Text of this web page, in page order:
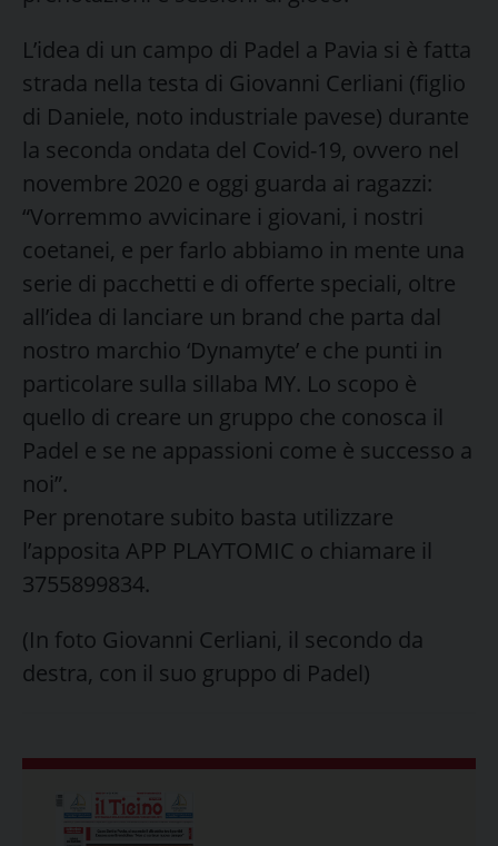
L’idea di un campo di Padel a Pavia si è fatta
strada nella testa di Giovanni Cerliani (figlio
di Daniele, noto industriale pavese) durante
la seconda ondata del Covid-19, ovvero nel
novembre 2020 e oggi guarda ai ragazzi:
“Vorremmo avvicinare i giovani, i nostri
coetanei, e per farlo abbiamo in mente una
serie di pacchetti e di offerte speciali, oltre
all’idea di lanciare un brand che parta dal
nostro marchio ‘Dynamyte’ e che punti in
particolare sulla sillaba MY. Lo scopo è
quello di creare un gruppo che conosca il
Padel e se ne appassioni come è successo a
noi”.
Per prenotare subito basta utilizzare
l’apposita APP PLAYTOMIC o chiamare il
3755899834.
(In foto Giovanni Cerliani, il secondo da
destra, con il suo gruppo di Padel)